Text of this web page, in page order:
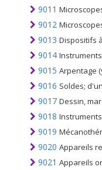
9011 Microscopes, composés
9012 Microscopes (à
9013 Dispositifs à cristaux liquides ne constituant
9014 Instruments
9015 Arpentage (y compris levé
9016 Soldes; d'une
9017 Dessin, marquage, calculateur mathématique
9018 Instruments et appareils pour la médecine, la
9019 Mécanothérapie, appareils de massage;
9020 Appareils respiratoires et masques à gaz;
9021 Appareils orthopédiques; y compris les béquilles, les